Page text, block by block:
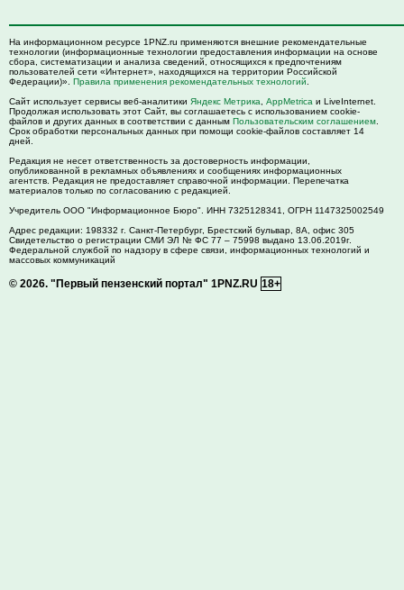
На информационном ресурсе 1PNZ.ru применяются внешние рекомендательные
технологии (информационные технологии предоставления информации на основе
сбора, систематизации и анализа сведений, относящихся к предпочтениям
пользователей сети «Интернет», находящихся на территории Российской
Федерации)». Правила применения рекомендательных технологий
Сайт использует сервисы веб-аналитики Яндекс Метрика AppMetrica и LiveInternet.
Продолжая использовать этот Сайт, вы соглашаетесь с использованием cookie-
файлов и других данных в соответствии с данным Пользовательским соглашением
Срок обработки персональных данных при помощи cookie-файлов составляет 14
дней.
Редакция не несет ответственность за достоверность информации,
опубликованной в рекламных объявлениях и сообщениях информационных
агентств. Редакция не предоставляет справочной информации. Перепечатка
материалов только по согласованию с редакцией.
Учредитель ООО "Информационное Бюро". ИНН 7325128341, ОГРН 1147325002549
Адрес редакции: 198332 г. Санкт-Петербург, Брестский бульвар, 8А, офис 305
Свидетельство о регистрации СМИ ЭЛ № ФС 77 – 75998 выдано 13.06.2019г.
Федеральной службой по надзору в сфере связи, информационных технологий и
массовых коммуникаций
© 2026. "Первый пензенский портал" 1PNZ.RU 18+